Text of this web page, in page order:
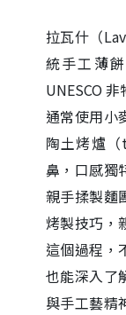
拉瓦什（
統手工薄
UNESCO
通常使用小
陶土烤爐
鼻，口感獨
親手揉製麵
烤製技巧，
這個過程，
也能深入了
與手工藝精